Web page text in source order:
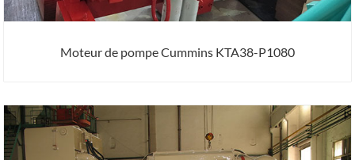
Moteur de pompe Cummins KTA38-P1080